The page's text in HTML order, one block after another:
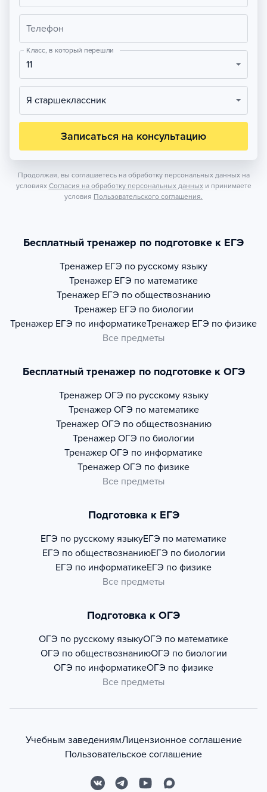
Телефон
Класс, в который перешли
11
Я старшеклассник
Записаться на консультацию
Продолжая, вы соглашаетесь на обработку персональных данных на
условиях Согласия на обработку персональных данных и принимаете
условия Пользовательского соглашения.
Бесплатный тренажер по подготовке к ЕГЭ
Тренажер ЕГЭ по русскому языку
Тренажер ЕГЭ по математике
Тренажер ЕГЭ по обществознанию
Тренажер ЕГЭ по биологии
Тренажер ЕГЭ по информатикеТренажер ЕГЭ по физике
Все предметы
Бесплатный тренажер по подготовке к ОГЭ
Тренажер ОГЭ по русскому языку
Тренажер ОГЭ по математике
Тренажер ОГЭ по обществознанию
Тренажер ОГЭ по биологии
Тренажер ОГЭ по информатике
Тренажер ОГЭ по физике
Все предметы
Подготовка к ЕГЭ
ЕГЭ по русскому языкуЕГЭ по математике
ЕГЭ по обществознаниюЕГЭ по биологии
ЕГЭ по информатикеЕГЭ по физике
Все предметы
Подготовка к ОГЭ
ОГЭ по русскому языкуОГЭ по математике
ОГЭ по обществознаниюОГЭ по биологии
ОГЭ по информатикеОГЭ по физике
Все предметы
Учебным заведениямЛицензионное соглашение
Пользовательское соглашение